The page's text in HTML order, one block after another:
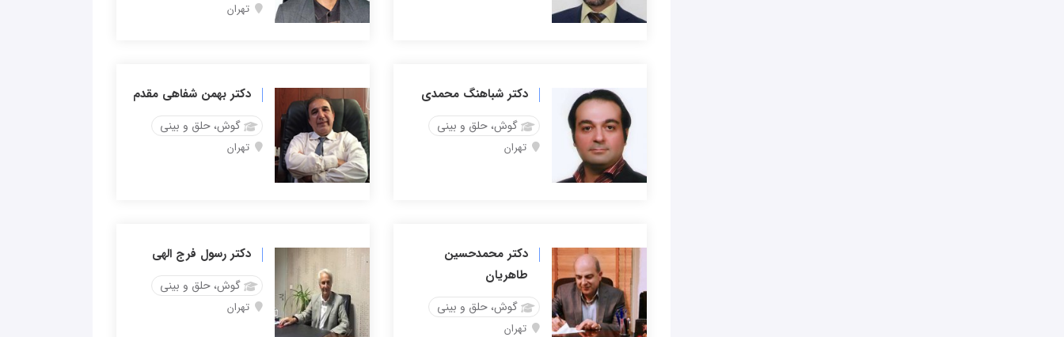
تهران
دکتر شباهنگ محمدی
گوش، حلق و بینی
تهران
دکتر بهمن شفاهی مقدم
گوش، حلق و بینی
تهران
دکتر محمدحسین
طاهریان
گوش، حلق و بینی
تهران
دکتر رسول فرج الهی
گوش، حلق و بینی
تهران